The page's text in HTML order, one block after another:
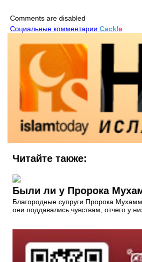
Comments are disabled
Социальные комментарии Cackle
Читайте также:
Были ли у Пророка
Благородные супруги Пророка
они поддавались чувствам, отчего у